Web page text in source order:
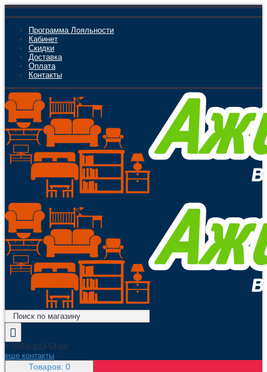
Программа Лояльности
Кабинет
Скидки
Доставка
Оплата
Контакты
+7(959)-123-54-69
еще контакты
Товаров: 0